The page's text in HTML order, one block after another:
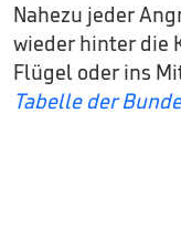
Nahezu jeder
wieder hinter die
Flügel oder ins
Tabelle der